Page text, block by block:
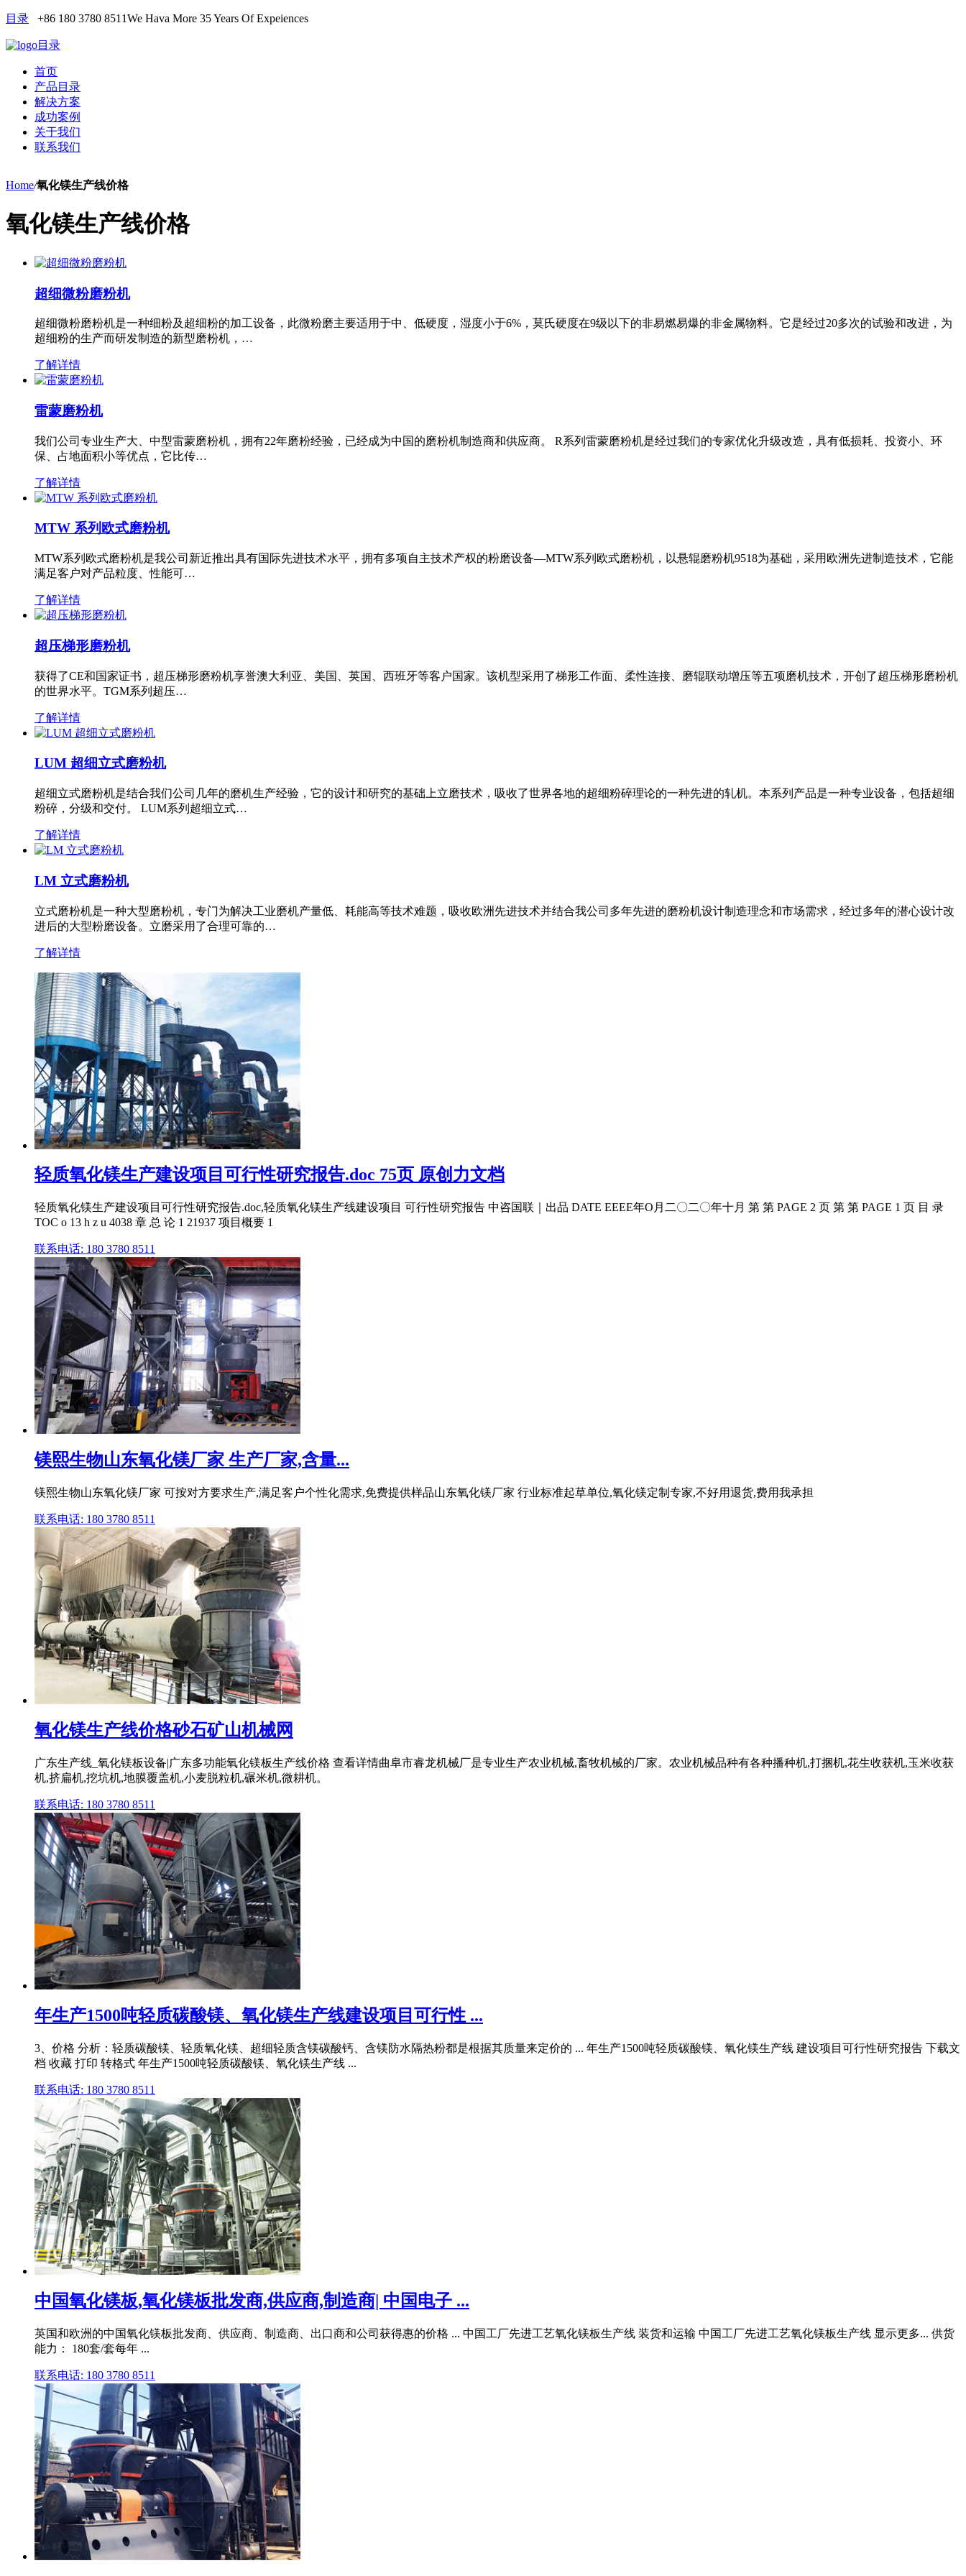
目录 +86 180 3780 8511We Hava More 35 Years Of Expeiences
目录
首页
产品目录
解决方案
成功案例
关于我们
联系我们
Home/氧化镁生产线价格
氧化镁生产线价格
超细微粉磨粉机
超细微粉磨粉机是一种细粉及超细粉的加工设备，此微粉磨主要适用于中、低硬度，湿度小于6%，莫氏硬度在9级以下的非易燃易爆的非金属物料。它是经过20多次的试验和改进，为
超细粉的生产而研发制造的新型磨粉机，…
了解详情
雷蒙磨粉机
我们公司专业生产大、中型雷蒙磨粉机，拥有22年磨粉经验，已经成为中国的磨粉机制造商和供应商。 R系列雷蒙磨粉机是经过我们的专家优化升级改造，具有低损耗、投资小、环
保、占地面积小等优点，它比传…
了解详情
MTW 系列欧式磨粉机
MTW系列欧式磨粉机是我公司新近推出具有国际先进技术水平，拥有多项自主技术产权的粉磨设备—MTW系列欧式磨粉机，以悬辊磨粉机9518为基础，采用欧洲先进制造技术，它能
满足客户对产品粒度、性能可…
了解详情
超压梯形磨粉机
获得了CE和国家证书，超压梯形磨粉机享誉澳大利亚、美国、英国、西班牙等客户国家。该机型采用了梯形工作面、柔性连接、磨辊联动增压等五项磨机技术，开创了超压梯形磨粉机
的世界水平。TGM系列超压…
了解详情
LUM 超细立式磨粉机
超细立式磨粉机是结合我们公司几年的磨机生产经验，它的设计和研究的基础上立磨技术，吸收了世界各地的超细粉碎理论的一种先进的轧机。本系列产品是一种专业设备，包括超细
粉碎，分级和交付。 LUM系列超细立式…
了解详情
LM 立式磨粉机
立式磨粉机是一种大型磨粉机，专门为解决工业磨机产量低、耗能高等技术难题，吸收欧洲先进技术并结合我公司多年先进的磨粉机设计制造理念和市场需求，经过多年的潜心设计改
进后的大型粉磨设备。立磨采用了合理可靠的…
了解详情
轻质氧化镁生产建设项目可行性研究报告.doc 75页 原创力文档
轻质氧化镁生产建设项目可行性研究报告.doc,轻质氧化镁生产线建设项目 可行性研究报告 中咨国联｜出品 DATE EEEE年O月二〇二〇年十月 第 第 PAGE 2 页 第 第 PAGE 1 页 目 录
TOC o 13 h z u 4038 章 总 论 1 21937 项目概要 1
联系电话: 180 3780 8511
镁熙生物山东氧化镁厂家 生产厂家,含量...
镁熙生物山东氧化镁厂家 可按对方要求生产,满足客户个性化需求,免费提供样品山东氧化镁厂家 行业标准起草单位,氧化镁定制专家,不好用退货,费用我承担
联系电话: 180 3780 8511
氧化镁生产线价格砂石矿山机械网
广东生产线_氧化镁板设备|广东多功能氧化镁板生产线价格 查看详情曲阜市睿龙机械厂是专业生产农业机械,畜牧机械的厂家。农业机械品种有各种播种机,打捆机,花生收获机,玉米收获
机,挤扁机,挖坑机,地膜覆盖机,小麦脱粒机,碾米机,微耕机。
联系电话: 180 3780 8511
年生产1500吨轻质碳酸镁、氧化镁生产线建设项目可行性 ...
3、价格 分析：轻质碳酸镁、轻质氧化镁、超细轻质含镁碳酸钙、含镁防水隔热粉都是根据其质量来定价的 ... 年生产1500吨轻质碳酸镁、氧化镁生产线 建设项目可行性研究报告 下载文
档 收藏 打印 转格式 年生产1500吨轻质碳酸镁、氧化镁生产线 ...
联系电话: 180 3780 8511
中国氧化镁板,氧化镁板批发商,供应商,制造商| 中国电子 ...
英国和欧洲的中国氧化镁板批发商、供应商、制造商、出口商和公司获得惠的价格 ... 中国工厂先进工艺氧化镁板生产线 装货和运输 中国工厂先进工艺氧化镁板生产线 显示更多... 供货
能力： 180套/套每年 ...
联系电话: 180 3780 8511